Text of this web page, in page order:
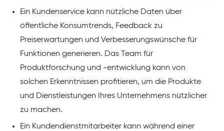
Ein Kundenservice kann nützliche Daten über
öffentliche Konsumtrends, Feedback zu
Preiserwartungen und Verbesserungswünsche für
Funktionen generieren. Das Team für
Produktforschung und -entwicklung kann von
solchen Erkenntnissen profitieren, um die Produkte
und Dienstleistungen Ihres Unternehmens nützlicher
zu machen.
Ein Kundendienstmitarbeiter kann während einer